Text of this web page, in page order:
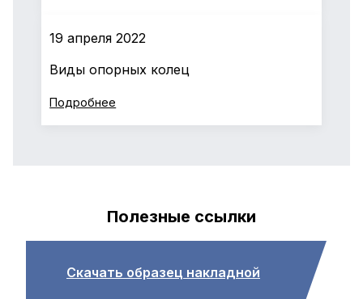
19 апреля 2022
Виды опорных колец
Подробнее
Полезные ссылки
Скачать образец накладной